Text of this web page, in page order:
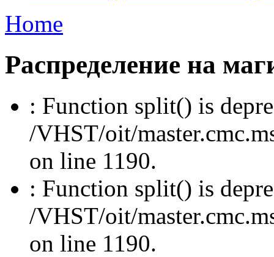
Home
Распределение на
: Function split() is
/VHST/oit/
on line 1190.
: Function split() is
/VHST/oit/
on line 1190.